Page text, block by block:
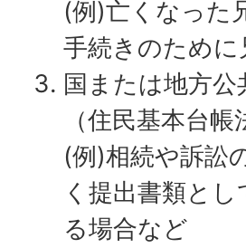
(例)亡くなった
手続きのため
国または地方
（住民基本台
(例)相続や訴訟
く提出書類と
る場合など